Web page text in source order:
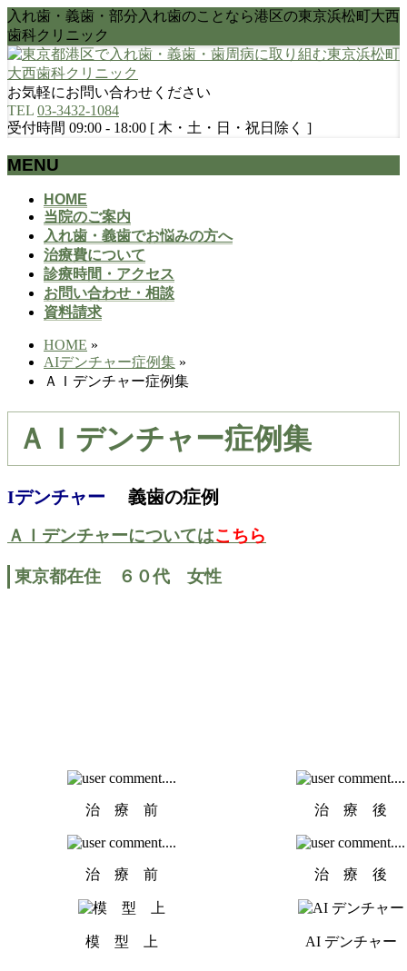
入れ歯・義歯・部分入れ歯のことなら港区の東京浜松町大西
歯科クリニック
お気軽にお問い合わせください
TEL 03-3432-1084
受付時間 09:00 - 18:00 [ 木・土・日・祝日除く ]
MENU
HOME
当院のご案内
入れ歯・義歯でお悩みの方へ
治療費について
診療時間・アクセス
お問い合わせ・相談
資料請求
HOME »
AIデンチャー症例集 »
ＡＩデンチャー症例集
ＡＩデンチャー症例集
Iデンチャー 義歯の症例
ＡＩデンチャーについてはこちら
東京都在住 ６０代 女性
治 療 前
治 療 前
模 型 上
治 療 後
治 療 後
AI デンチャー